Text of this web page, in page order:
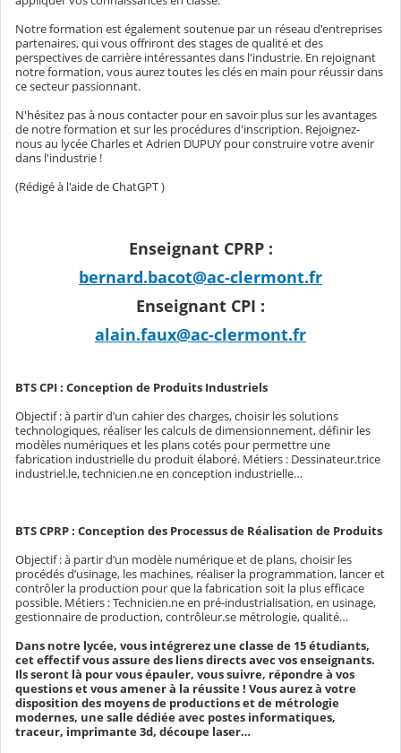
Notre formation est également soutenue par un réseau d'entreprises
partenaires, qui vous offriront des stages de qualité et des
perspectives de carrière intéressantes dans l'industrie. En rejoignant
notre formation, vous aurez toutes les clés en main pour réussir dans
ce secteur passionnant.
N'hésitez pas à nous contacter pour en savoir plus sur les avantages
de notre formation et sur les procédures d'inscription. Rejoignez-
nous au lycée Charles et Adrien DUPUY pour construire votre avenir
dans l'industrie !
(Rédigé à l'aide deChatGPT )
Enseignant CPRP :
bernard.bacot@ac-clermont.fr
Enseignant CPI :
alain.faux@ac-clermont.fr
BTS CPI : Conception de Produits Industriels
Objectif : à partir d’un cahier des charges, choisir les solutions
technologiques, réaliser les calculs de dimensionnement, définir les
modèles numériques et les plans cotés pour permettre une
fabrication industrielle du produit élaboré. Métiers : Dessinateur.trice
industriel.le, technicien.ne en conception industrielle…
BTS CPRP : Conception des Processus de Réalisation de Produits
Objectif : à partir d’un modèle numérique et de plans, choisir les
procédés d’usinage, les machines, réaliser la programmation, lancer et
contrôler la production pour que la fabrication soit la plus efficace
possible. Métiers : Technicien.ne en pré-industrialisation, en usinage,
gestionnaire de production, contrôleur.se métrologie, qualité…
Dans notre lycée, vous intégrerez une classe de 15 étudiants,
cet effectif vous assure des liens directs avec vos enseignants.
Ils seront là pour vous épauler, vous suivre, répondre à vos
questions et vous amener à la réussite ! Vous aurez à votre
disposition des moyens de productions et de métrologie
modernes, une salle dédiée avec postes informatiques,
traceur, imprimante 3d, découpe laser…